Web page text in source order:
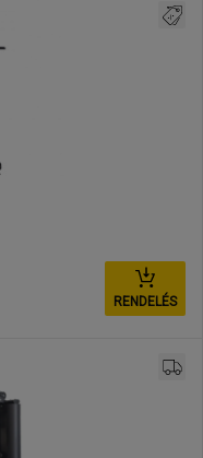
RENDELÉS